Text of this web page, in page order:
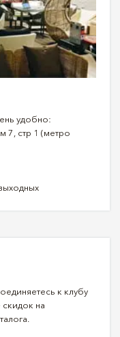
удобно:
7, стр 1 (метро
к клубу
на